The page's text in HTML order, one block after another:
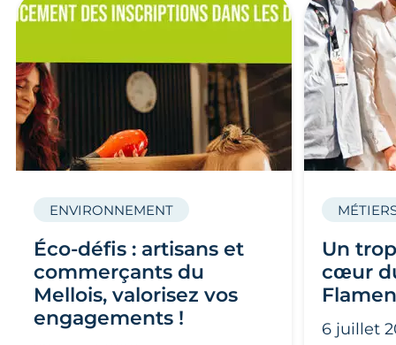
Éco-défis : artisans et
commerçants du
Mellois, valorisez vos
engagements !
ENVIRONNEMENT
Un
cœur
6 juillet